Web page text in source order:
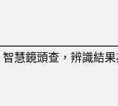
慧鏡頭查，辨識結